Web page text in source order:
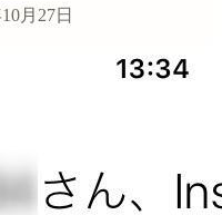
月27日